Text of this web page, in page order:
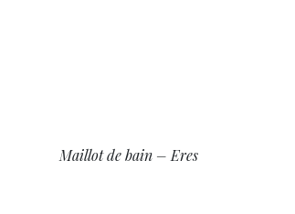
Maillot de bain – Eres